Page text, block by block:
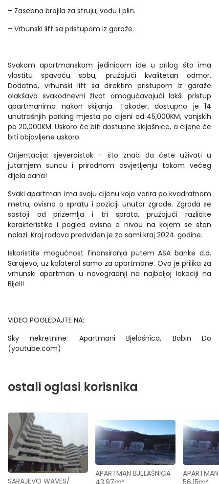
– Zasebna brojila za struju, vodu i plin.
– Vrhunski lift sa pristupom iz garaže.
Svakom apartmanskom jedinicom ide u prilog što ima
vlastitu spavaću sobu, pružajući kvalitetan odmor.
Dodatno, vrhunski lift sa direktim pristupom iz garaže
olakšava svakodnevni život omogućavajući lakši pristup
apartmanima nakon skijanja. Također, dostupno je 14
unutrašnjih parking mjesta po cijeni od 45,000KM, vanjskih
po 20,000KM. Uskoro će biti dostupne skijašnice, a cijene će
biti objavljene uskoro.
Orijentacija: sjeveroistok – što znači da ćete uživati u
jutarnjem suncu i prirodnom osvjetljenju tokom većeg
dijela dana!
Svaki apartman ima svoju cijenu koja varira po kvadratnom
metru, ovisno o spratu i poziciji unutar zgrade. Zgrada se
sastoji od prizemlja i tri sprata, pružajući različite
karakteristike i pogled ovisno o nivou na kojem se stan
nalazi. Kraj radova predviđen je za sami kraj 2024. godine.
Iskoristite mogućnost finansiranja putem ASA banke d.d.
Sarajevo, uz kolateral samo za apartmane. Ovo je prilika za
vrhunski apartman u novogradnji na najboljoj lokaciji na
Bijeli!
VIDEO POGLEDAJTE NA:
Sky nekretnine: Apartmani Bjelašnica, Babin Do
(youtube.com)
ostali oglasi korisnika
SARAJEVO WAVES/
APARTMAN BJELAŠNICA